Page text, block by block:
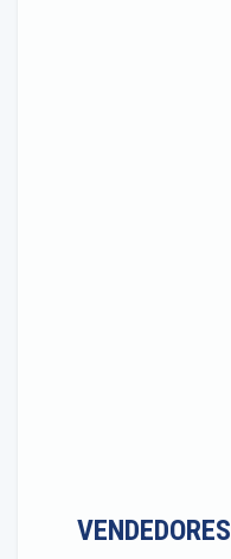
VENDEDORES